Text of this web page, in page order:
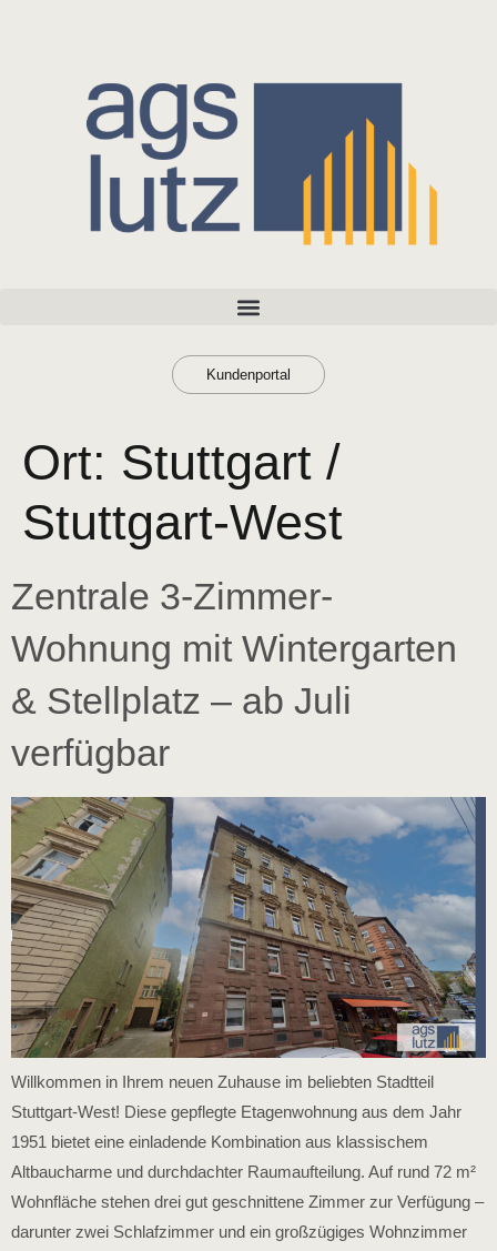
Kundenportal
Ort: Stuttgart /
Stuttgart-West
Zentrale 3-Zimmer-
Wohnung mit Wintergarten
& Stellplatz – ab Juli
verfügbar
Willkommen in Ihrem neuen Zuhause im beliebten Stadtteil
Stuttgart-West! Diese gepflegte Etagenwohnung aus dem Jahr
1951 bietet eine einladende Kombination aus klassischem
Altbaucharme und durchdachter Raumaufteilung. Auf rund 72 m²
Wohnfläche stehen drei gut geschnittene Zimmer zur Verfügung –
darunter zwei Schlafzimmer und ein großzügiges Wohnzimmer